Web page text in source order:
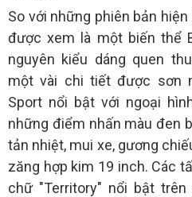
So với những phiên bản
được xem là một biến thể
nguyên kiểu dáng quen
một vài chi tiết được sơn
Sport nổi bật với ngoại
những điểm nhấn màu đen
tản nhiệt, mui xe, gương
zăng hợp kim 19 inch. Các
chữ "Territory" nổi bật